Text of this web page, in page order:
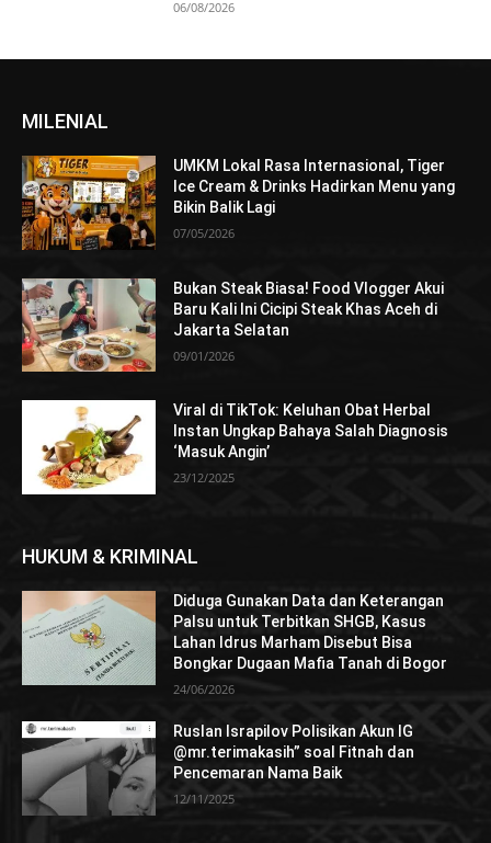
06/08/2026
MILENIAL
UMKM Lokal Rasa Internasional, Tiger
Ice Cream & Drinks Hadirkan Menu yang
Bikin Balik Lagi
07/05/2026
Bukan Steak Biasa! Food Vlogger Akui
Baru Kali Ini Cicipi Steak Khas Aceh di
Jakarta Selatan
09/01/2026
Viral di TikTok: Keluhan Obat Herbal
Instan Ungkap Bahaya Salah Diagnosis
‘Masuk Angin’
23/12/2025
HUKUM & KRIMINAL
Diduga Gunakan Data dan Keterangan
Palsu untuk Terbitkan SHGB, Kasus
Lahan Idrus Marham Disebut Bisa
Bongkar Dugaan Mafia Tanah di Bogor
24/06/2026
Ruslan Israpilov Polisikan Akun IG
@mr.terimakasih” soal Fitnah dan
Pencemaran Nama Baik
12/11/2025